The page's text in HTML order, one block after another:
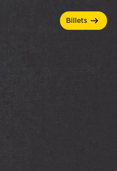
billets